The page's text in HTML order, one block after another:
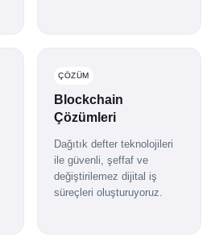
ÇÖZÜM
Blockchain
Çözümleri
Dağıtık defter teknolojileri
ile güvenli, şeffaf ve
değiştirilemez dijital iş
süreçleri oluşturuyoruz.